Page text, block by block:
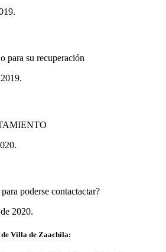
para su recuperación
poderse contactactar?
2020.
Villa de Zaachila: